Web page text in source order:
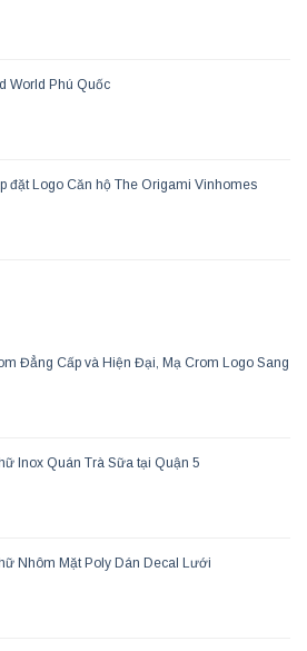
World Phú Quốc
đặt Logo Căn hộ The Origami Vinhomes
Đẳng Cấp và Hiện Đại, Mạ Crom Logo Sang
Inox Quán Trà Sữa tại Quận 5
Nhôm Mặt Poly Dán Decal Lưới